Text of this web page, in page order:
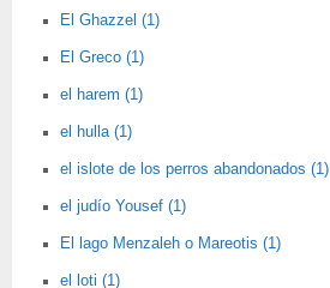
El Ghazzel (1)
El Greco (1)
el harem (1)
el hulla (1)
el islote de los perros abandonados (1)
el judío Yousef (1)
El lago Menzaleh o Mareotis (1)
el loti (1)